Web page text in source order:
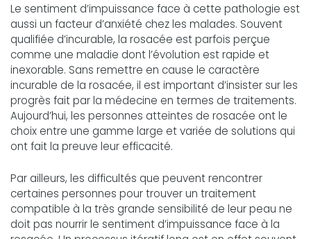
Le sentiment d’impuissance face à cette pathologie est
aussi un facteur d’anxiété chez les malades. Souvent
qualifiée d’incurable, la rosacée est parfois perçue
comme une maladie dont l’évolution est rapide et
inexorable. Sans remettre en cause le caractère
incurable de la rosacée, il est important d’insister sur les
progrès fait par la médecine en termes de traitements.
Aujourd’hui, les personnes atteintes de rosacée ont le
choix entre une gamme large et variée de solutions qui
ont fait la preuve leur efficacité.
Par ailleurs, les difficultés que peuvent rencontrer
certaines personnes pour trouver un traitement
compatible à la très grande sensibilité de leur peau ne
doit pas nourrir le sentiment d’impuissance face à la